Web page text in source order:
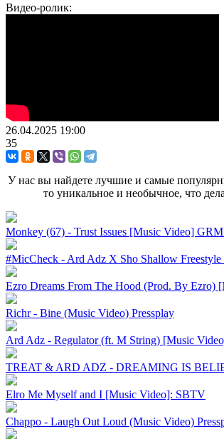
Видео-ролик:
26.04.2025 19:00
35
У нас вы найдете лучшие и самые
то уникальное и необычное, что
Monkey (67) - Trust Issues [Music Video]
#MicCheck - Ard Adz X Sho Shallow
Ezro Dreams From The Hood (Prod. By Ezro)
Richr - Bine (Music Video) Pressplay
Ard Adz - Regulator (ft. M String) [Music
TREAT & ARD ADZ - DREAMING IS
Elro Me Myself and I [Music Video]: SBTV
Chappo - Laugh Out Loud (Music Video)